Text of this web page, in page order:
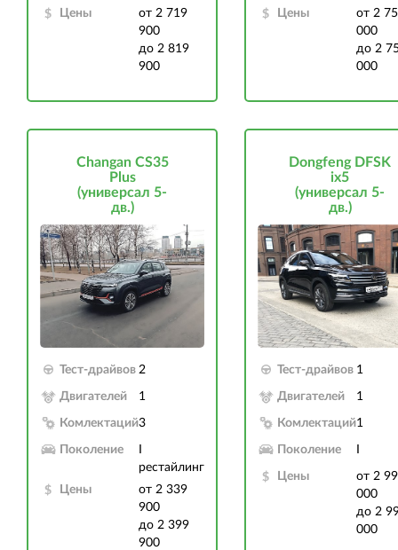
Цены
от 2 719
900
до 2 819
900
Цены
от 2
000
до 2
000
Changan CS35
Plus
(универсал 5-
дв.)
Тест-драйвов 2
Двигателей 1
Комлектаций3
Поколение
рестайлинг
Цены
от 2 339
900
до 2 399
900
Dongfeng DFSK
ix5
(универсал 5-
дв.)
Тест-драйвов 1
Двигателей 1
Комлектаций1
Поколение
Цены
от 2
000
до 2
000